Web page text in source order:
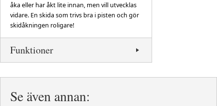
åka eller har åkt lite innan, men vill utvecklas
vidare. En skida som trivs bra i pisten och gör
skidåkningen roligare!
Funktioner
Se även annan: